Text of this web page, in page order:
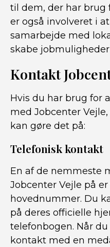
til dem, der har brug
er også involveret i
samarbejde med
skabe
Kontakt
Hvis du har brug for
med Jobcenter
kan gøre det på:
Telefonisk kontakt
En af de nemmeste
Jobcenter Vejle på
hovednummer. Du
på deres officielle
telefonbogen. Når
kontakt med en